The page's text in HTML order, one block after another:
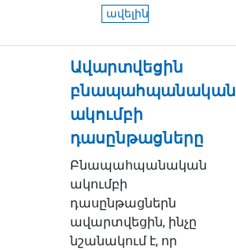
ավելին
Ավարտվեցին
բնապահպանական
ակումբի
դասընթացները
Բնապահպանական
ակումբի
դասընթացներն
ավարտվեցին, ինչը
նշանակում է, որ